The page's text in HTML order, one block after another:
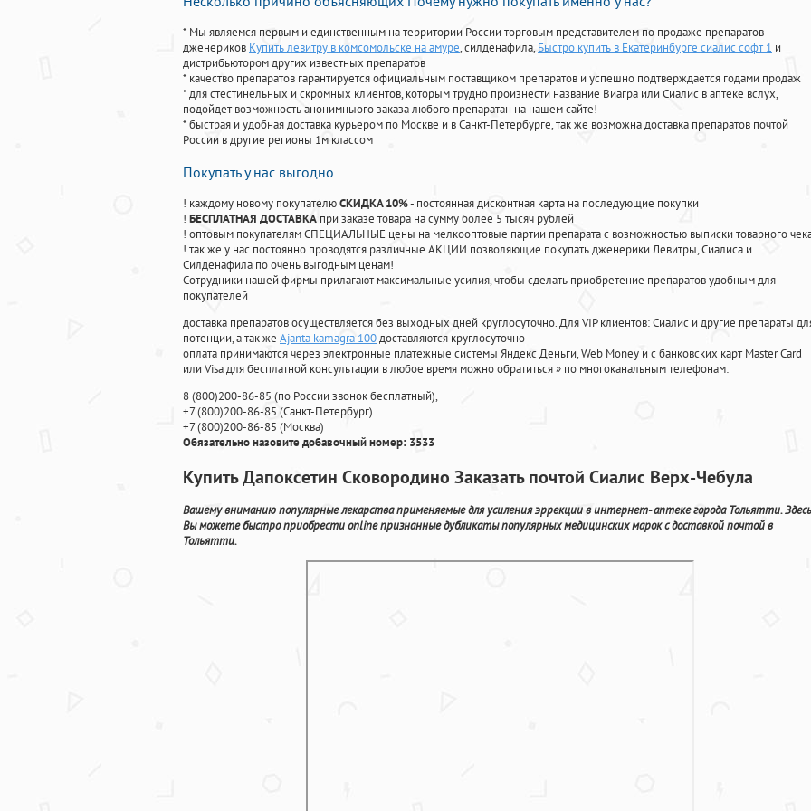
* Мы являемся первым и единственным на территории России торговым представителем по продаже препаратов
дженериков Купить левитру в комсомольске на амуре, силденафила, Быстро купить в Екатеринбурге сиалис софт 1 и
дистрибьютором других известных препаратов
* качество препаратов гарантируется официальным поставщиком препаратов и успешно подтверждается годами продаж
* для стестинельных и скромных клиентов, которым трудно произнести название Виагра или Сиалис в аптеке вслух,
подойдет возможность анонимныого заказа любого препаратан на нашем сайте!
* быстрая и удобная доставка курьером по Москве и в Санкт-Петербурге, так же возможна доставка препаратов почтой
России в другие регионы 1м классом
Покупать у нас выгодно
! каждому новому покупателюСКИДКА 10%- постоянная дисконтная карта на последующие покупки
! БЕСПЛАТНАЯ ДОСТАВКА при заказе товара на сумму более 5 тысяч рублей
! оптовым покупателям СПЕЦИАЛЬНЫЕ цены на мелкооптовые партии препарата с возможностью выписки товарного
! так же у нас постоянно проводятся различные АКЦИИ позволяющие покупать дженерики Левитры, Сиалиса и
Силденафила по очень выгодным ценам!
Cотрудники нашей фирмы прилагают максимальные усилия, чтобы сделать приобретение препаратов удобным для
покупателей
доставка препаратов осуществляется без выходных дней круглосуточно. Для VIP клиентов: Сиалис и другие препараты
потенции, а так же Ajanta kamagra 100доставляются круглосуточно
оплата принимаются через электронные платежные системы Яндекс Деньги, Web Money и с банковских карт Master Card
или Visa для бесплатной консультации в любое время можно обратиться» по многоканальным телефонам:
8(800)200-86-85 (по России звонок бесплатный),
+7(800)200-86-85 (Санкт-Петербург)
+7(800)200-86-85 (Москва)
Обязательно назовите добавочный номер: 3533
Купить Дапоксетин Сковородино Заказать почтой Сиалис Верх-Чебула
Вашему вниманию популярные лекарства применяемые для усиления эррекции в интернет- аптеке города Тольятти. Здесь
Вы можете быстро приобрести online признанные дубликаты популярных медицинских марок с доставкой почтой в
Тольятти.